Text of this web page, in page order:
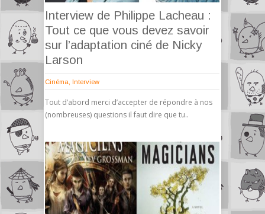
Interview de Philippe Lacheau :
Tout ce que vous devez savoir
sur l’adaptation ciné de Nicky
Larson
Cinéma Interview
Tout d’abord merci d’accepter de répondre à nos
(nombreuses) questions il faut dire que tu..